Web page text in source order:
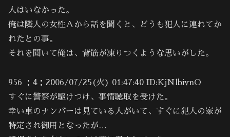
人はいなかった。
俺は隣人の女性Ａから話を聞くと、どうも犯人に連れてか
れたとの事。
それを聞いて俺は、背筋が凍りつくような思いがした。
956 ：4：2006/07/25(火) 01:47:40 ID:KjNlbivnO
すぐに警察が駆けつけ、事情聴取を受けた。
幸い車のナンバーは見ている人がいて、すぐに犯人の家が
特定され御用となったが…